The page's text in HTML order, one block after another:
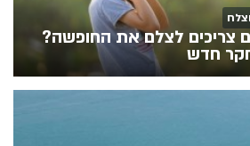
צריכים לצלם את החופשה?
חדש